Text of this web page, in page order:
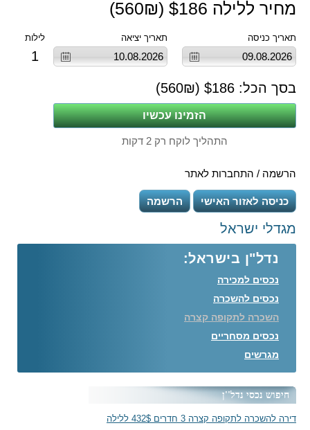
מחיר ללילה $ 186
(
560₪)
תאריך כניסה תאריך יציאה לילות
1
בסך הכל: $ 186
(
560₪)
התהליך לוקח רק 2 דקות
הרשמה / התחברות לאתר
כניסה לאזור האישי הרשמה
מגדלי ישראל
נדל"ן בישראל:
נכסים למכירה
נכסים להשכרה
השכרה לתקופה קצרה
נכסים מסחריים
מגרשים
חיפוש נכסי נדל''ן
דירה להשכרה לתקופה קצרה 3 חדרים 432$ ללילה